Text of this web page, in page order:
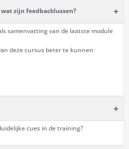
zijn feedbacklussen? +
samenvatting van de laatste module
deze cursus beter te kunnen
+
cues in de training?